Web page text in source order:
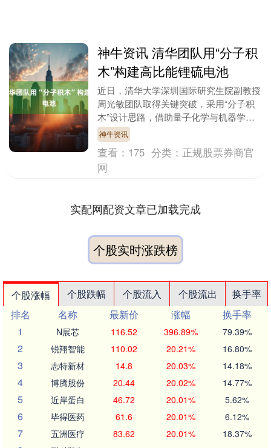
神牛资讯 清华团队用“分子积
木”构建高比能锂硫电池
近日，清华大学深圳国际研究生院副教授
周光敏团队取得关键突破，采用“分子积
木”设计思路，借助量子化学与机器学习
技术，研发出高比能锂硫电池相关成果，
在线发表于《自然....
神牛资讯
查看： 175 分类： 正规股票券商官
网
实配网配资文章已加载完成
个股实时涨跌榜
个股涨幅 个股跌幅 个股流入 个股流出
换手率
排名
名称 最新价 涨幅
换手率
1
N展芯 116.52 396.89% 79.39%
2 锐翔智能 110.02 20.21% 16.80%
3 志特新材 14.8 20.03% 14.18%
4 博腾股份 20.44 20.02% 14.77%
5 近岸蛋白 46.72 20.01% 5.62%
6 毕得医药 61.6 20.01% 6.12%
7 五洲医疗 83.62 20.01% 18.37%